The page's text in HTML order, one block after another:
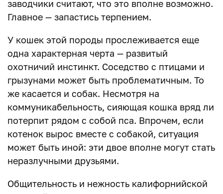
заводчики считают, что это вполне возможно.
Главное — запастись терпением.
У кошек этой породы прослеживается еще
одна характерная черта — развитый
охотничий инстинкт. Соседство с птицами и
грызунами может быть проблематичным. То
же касается и собак. Несмотря на
коммуникабельность, сияющая кошка вряд ли
потерпит рядом с собой пса. Впрочем, если
котенок вырос вместе с собакой, ситуация
может быть иной: эти двое вполне могут стать
неразлучными друзьями.
Общительность и нежность калифорнийской